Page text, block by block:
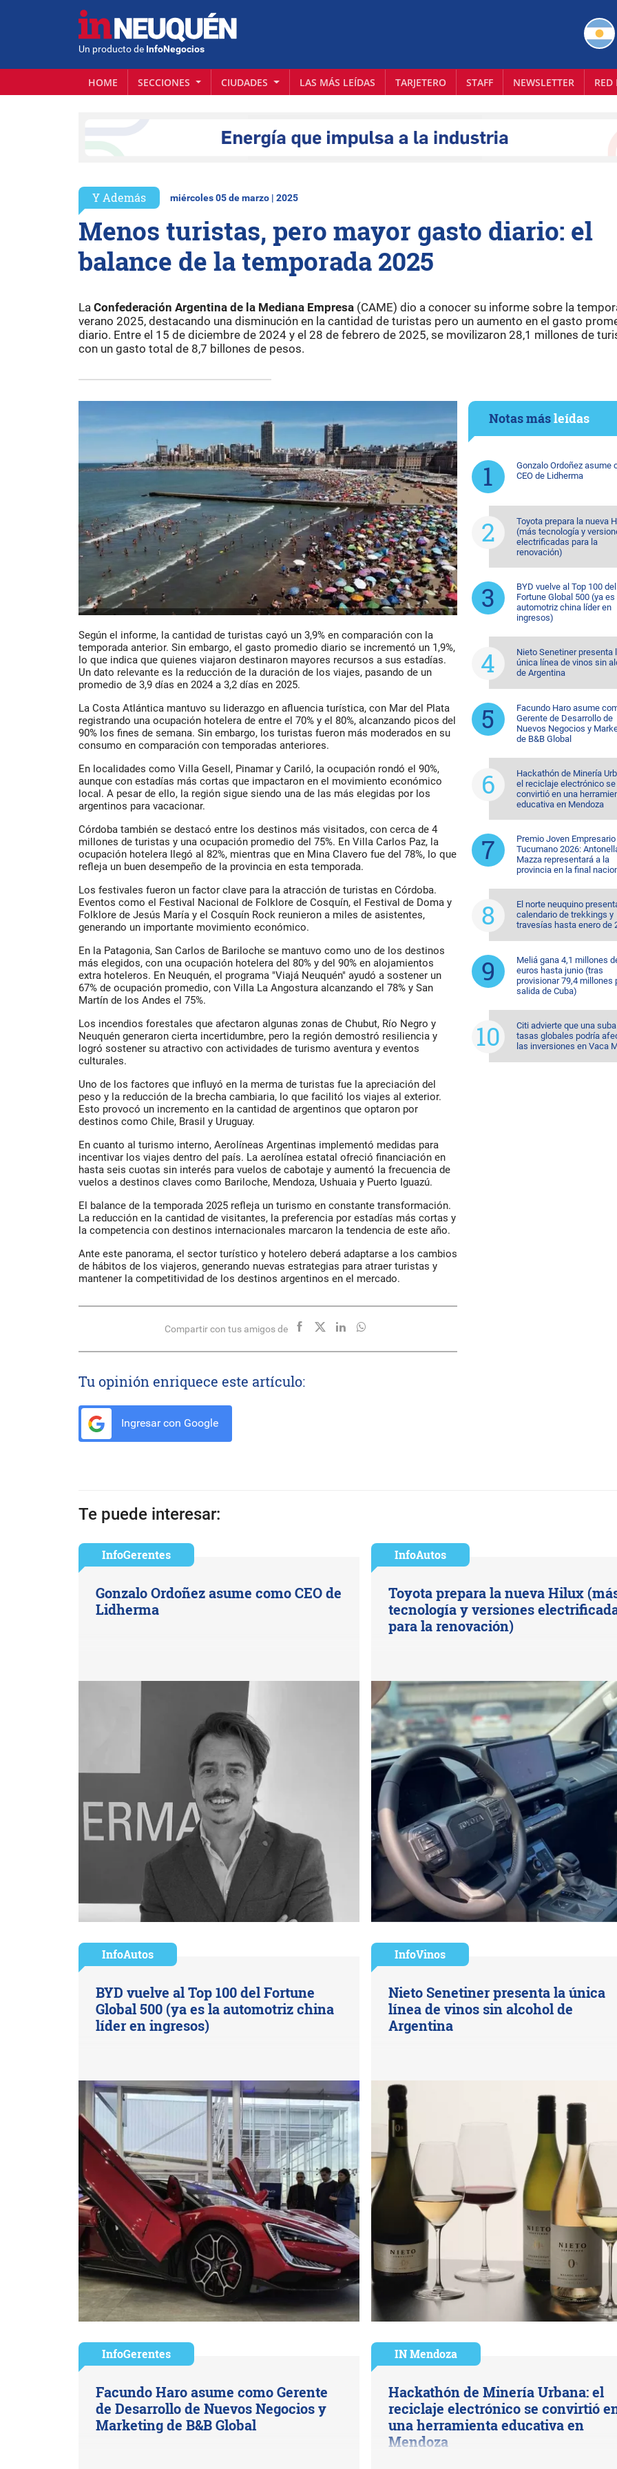
Un producto de InfoNegocios
HOME SECCIONES CIUDADES LAS MÁS LEÍDAS TARJETERO STAFF NEWSLETTER
Y Además miércoles 05 de marzo | 2025
Menos turistas, pero mayor gasto diario: el
balance de la temporada 2025
La Confederación Argentina de la Mediana Empresa (CAME) dio a conocer su informe sobre la
verano 2025, destacando una disminución en la cantidad de turistas pero un aumento en el gasto
diario. Entre el 15 de diciembre de 2024 y el 28 de febrero de 2025, se movilizaron 28,1 millones de
con un gasto total de 8,7 billones de pesos.
Según el informe, la cantidad de turistas cayó un 3,9% en comparación con la
temporada anterior. Sin embargo, el gasto promedio diario se incrementó un 1,9%,
lo que indica que quienes viajaron destinaron mayores recursos a sus estadías.
Un dato relevante es la reducción de la duración de los viajes, pasando de un
promedio de 3,9 días en 2024 a 3,2 días en 2025.
La Costa Atlántica mantuvo su liderazgo en afluencia turística, con Mar del Plata
registrando una ocupación hotelera de entre el 70% y el 80%, alcanzando picos del
90% los fines de semana. Sin embargo, los turistas fueron más moderados en su
consumo en comparación con temporadas anteriores.
En localidades como Villa Gesell, Pinamar y Cariló, la ocupación rondó el 90%,
aunque con estadías más cortas que impactaron en el movimiento económico
local. A pesar de ello, la región sigue siendo una de las más elegidas por los
argentinos para vacacionar.
Córdoba también se destacó entre los destinos más visitados, con cerca de 4
millones de turistas y una ocupación promedio del 75%. En Villa Carlos Paz, la
ocupación hotelera llegó al 82%, mientras que en Mina Clavero fue del 78%, lo que
refleja un buen desempeño de la provincia en esta temporada.
Los festivales fueron un factor clave para la atracción de turistas en Córdoba.
Eventos como el Festival Nacional de Folklore de Cosquín, el Festival de Doma y
Folklore de Jesús María y el Cosquín Rock reunieron a miles de asistentes,
generando un importante movimiento económico.
En la Patagonia, San Carlos de Bariloche se mantuvo como uno de los destinos
más elegidos, con una ocupación hotelera del 80% y del 90% en alojamientos
extra hoteleros. En Neuquén, el programa "Viajá Neuquén" ayudó a sostener un
67% de ocupación promedio, con Villa La Angostura alcanzando el 78% y San
Martín de los Andes el 75%.
Los incendios forestales que afectaron algunas zonas de Chubut, Río Negro y
Neuquén generaron cierta incertidumbre, pero la región demostró resiliencia y
logró sostener su atractivo con actividades de turismo aventura y eventos
culturales.
Uno de los factores que influyó en la merma de turistas fue la apreciación del
peso y la reducción de la brecha cambiaria, lo que facilitó los viajes al exterior.
Esto provocó un incremento en la cantidad de argentinos que optaron por
destinos como Chile, Brasil y Uruguay.
En cuanto al turismo interno, Aerolíneas Argentinas implementó medidas para
incentivar los viajes dentro del país. La aerolínea estatal ofreció financiación en
hasta seis cuotas sin interés para vuelos de cabotaje y aumentó la frecuencia de
vuelos a destinos claves como Bariloche, Mendoza, Ushuaia y Puerto Iguazú.
El balance de la temporada 2025 refleja un turismo en constante transformación.
La reducción en la cantidad de visitantes, la preferencia por estadías más cortas y
la competencia con destinos internacionales marcaron la tendencia de este año.
Ante este panorama, el sector turístico y hotelero deberá adaptarse a los cambios
de hábitos de los viajeros, generando nuevas estrategias para atraer turistas y
mantener la competitividad de los destinos argentinos en el mercado.
Compartir con tus amigos de
Tu opinión enriquece este artículo:
Ingresar con Google
Notas másleídas
Gonzalo Ordoñez asume
CEO de Lidherma
Toyota prepara la nueva
(más tecnología y
electrificadas para la
renovación)
BYD vuelve al Top 100 del
Fortune Global 500 (ya es
automotriz china líder en
ingresos)
Nieto Senetiner presenta
única línea de vinos sin
de Argentina
Facundo Haro asume
Gerente de Desarrollo de
Nuevos Negocios y
de B&B Global
Hackathón de Minería
el reciclaje electrónico se
convirtió en una
educativa en Mendoza
Premio Joven Empresario
Tucumano 2026:
Mazza representará a la
provincia en la final
El norte neuquino
calendario de trekkings y
travesías hasta enero de
Meliá gana 4,1 millones
euros hasta junio (tras
provisionar 79,4 millones
salida de Cuba)
Citi advierte que una
tasas globales podría
las inversiones en Vaca
Te puede interesar:
InfoGerentes
Gonzalo Ordoñez asume como CEO de
Lidherma
InfoAutos
Toyota prepara la nueva Hilux
tecnología y versiones
para la renovación)
InfoAutos
BYD vuelve al Top 100 del Fortune
Global 500 (ya es la automotriz china
líder en ingresos)
InfoVinos
Nieto Senetiner presenta la única
línea de vinos sin alcohol de
Argentina
InfoGerentes
Facundo Haro asume como Gerente
de Desarrollo de Nuevos Negocios y
Marketing de B&B Global
IN Mendoza
Hackathón de Minería Urbana: el
reciclaje electrónico se convirtió
una herramienta educativa en
Mendoza